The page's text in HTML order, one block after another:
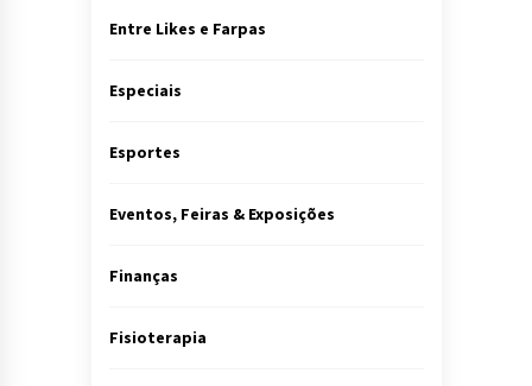
Entre Likes e Farpas
Especiais
Esportes
Eventos, Feiras & Exposições
Finanças
Fisioterapia